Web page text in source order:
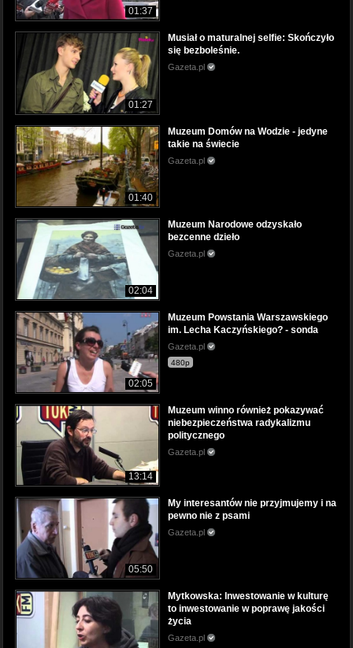
01:37
01:27
Musiał o maturalnej selfie: Skończyło
się bezboleśnie.
Gazeta.pl
01:40
Muzeum Domów na Wodzie - jedyne
takie na świecie
Gazeta.pl
02:04
Muzeum Narodowe odzyskało
bezcenne dzieło
Gazeta.pl
02:05
Muzeum Powstania Warszawskiego
im. Lecha Kaczyńskiego? - sonda
Gazeta.pl
480p
13:14
Muzeum winno również pokazywać
niebezpieczeństwa radykalizmu
politycznego
Gazeta.pl
05:50
My interesantów nie przyjmujemy i na
pewno nie z psami
Gazeta.pl
Mytkowska: Inwestowanie w kulturę
to inwestowanie w poprawę jakości
życia
Gazeta.pl